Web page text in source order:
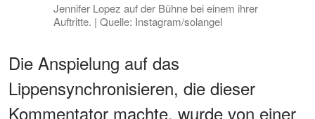
Jennifer Lopez auf der Bühne bei einem ihrer
Auftritte. | Quelle: Instagram/solangel
Die Anspielung auf das
Lippensynchronisieren, die dieser
Kommentator machte, wurde von einer